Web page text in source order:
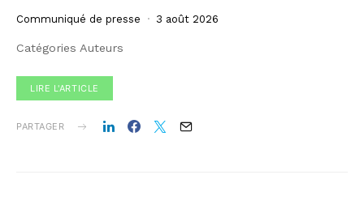
Communiqué de presse 3 août 2026
Catégories Auteurs
LIRE L'ARTICLE
PARTAGER